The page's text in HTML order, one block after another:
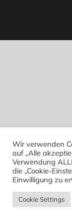
Wir verwenden
auf „Alle
Verwendung
die „Cookie-
Einwilligung zu
Cookie Settings